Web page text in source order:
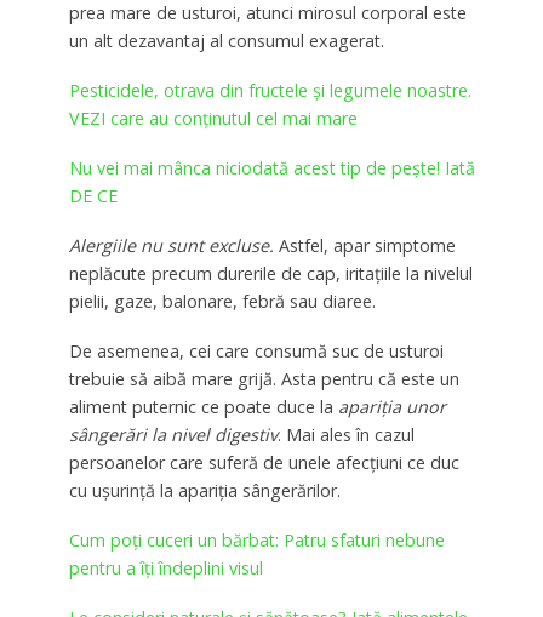
prea mare de usturoi, atunci mirosul corporal este
un alt dezavantaj al consumul exagerat.
Pesticidele, otrava din fructele și legumele noastre.
VEZI care au conținutul cel mai mare
Nu vei mai mânca niciodată acest tip de pește! Iată
DE CE
Alergiile nu sunt excluse. Astfel, apar simptome
neplăcute precum durerile de cap, iritațiile la nivelul
pielii, gaze, balonare, febră sau diaree.
De asemenea, cei care consumă suc de usturoi
trebuie să aibă mare grijă. Asta pentru că este un
aliment puternic ce poate duce la apariția unor
sângerări la nivel digestiv. Mai ales în cazul
persoanelor care suferă de unele afecțiuni ce duc
cu ușurință la apariția sângerărilor.
Cum poţi cuceri un bărbat: Patru sfaturi nebune
pentru a îți îndeplini visul